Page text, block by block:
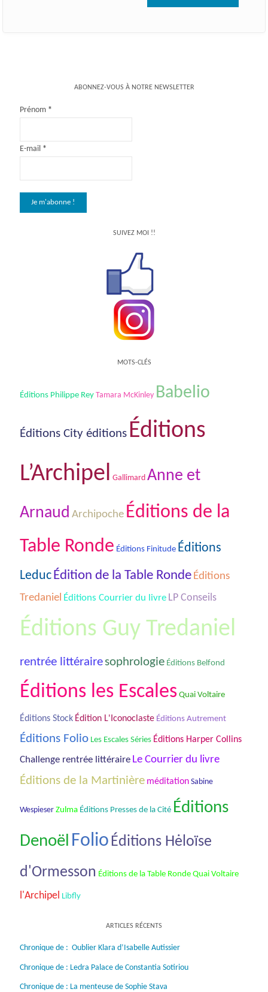
ABONNEZ-VOUS À NOTRE NEWSLETTER
Prénom *
E-mail *
SUIVEZ MOI !!
MOTS-CLÉS
Éditions Philippe Rey Tamara McKinley Babelio
Éditions City éditions Éditions
L’Archipel Gallimard Anne et
Arnaud Archipoche Éditions de la
Table Ronde Éditions Finitude Éditions
Leduc Édition de la Table Ronde Éditions
Tredaniel Éditions Courrier du livre LP Conseils
Éditions Guy Tredaniel
rentrée littéraire sophrologie Éditions Belfond
Éditions les Escales Quai Voltaire
Éditions Stock Édition L'Iconoclaste Éditions Autrement
Éditions Folio Les Escales Séries Éditions Harper Collins
Challenge rentrée littéraire Le Courrier du livre
Éditions de la Martinière méditation Sabine
Wespieser Zulma Éditions Presses de la Cité Éditions
Denoël FolioÉditions Hėloïse
d'Ormesson Éditions de la Table Ronde Quai Voltaire
l'Archipel Libfly
ARTICLES RÉCENTS
Chronique de : Oublier Klara d’Isabelle Autissier
Chronique de : Ledra Palace de Constantia Sotiriou
Chronique de : La menteuse de Sophie Stava